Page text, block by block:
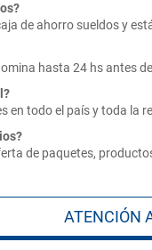
de ahorro sueldos y
hasta 24 hs antes
en todo el país y toda la
de paquetes,
ATENCIÓN